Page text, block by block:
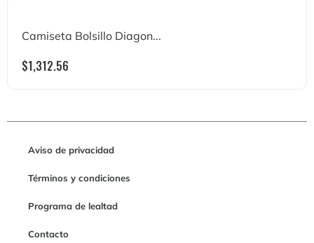
Camiseta Bolsillo Diagon...
$1,312.56
Aviso de privacidad
Términos y condiciones
Programa de lealtad
Contacto